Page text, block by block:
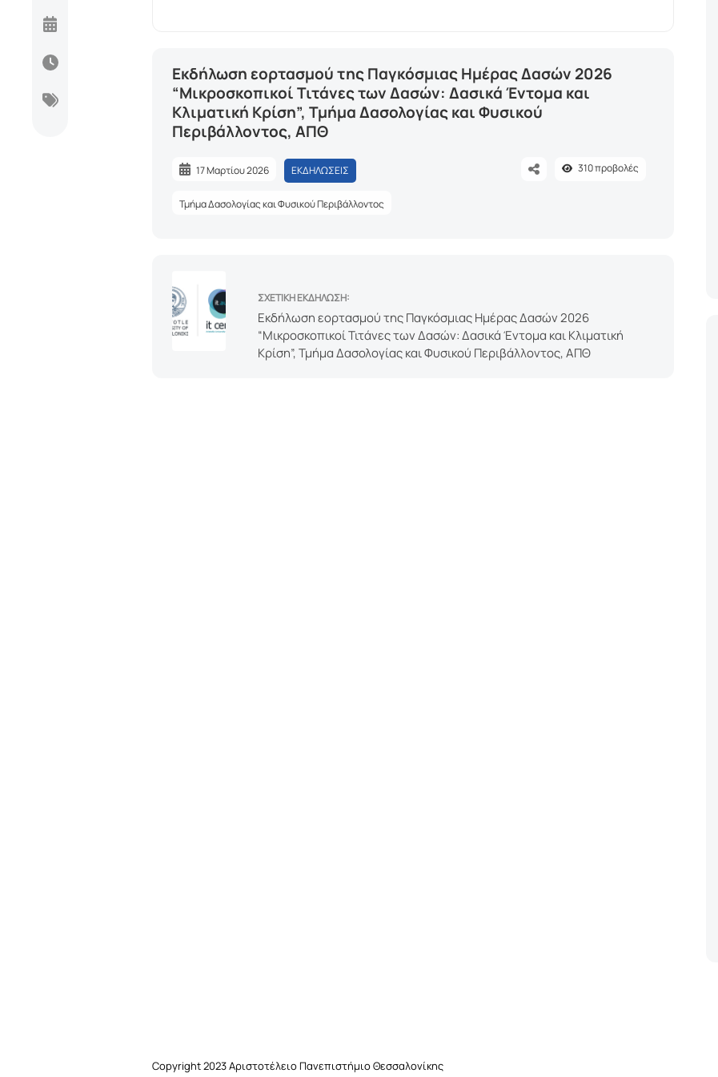
Eκδήλωση εορτασμού της Παγκόσμιας Ημέρας Δασών 2026
“Μικροσκοπικοί Τιτάνες των Δασών: Δασικά Έντομα και
Κλιματική Κρίση”, Τμήμα Δασολογίας και Φυσικού
Περιβάλλοντος, ΑΠΘ
17 Μαρτίου 2026 ΕΚΔΗΛΩΣΕΙΣ
Τμήμα Δασολογίας και Φυσικού Περιβάλλοντος
310προβολές
ΣΧΕΤΙΚΗ ΕΚΔΗΛΩΣΗ:
Eκδήλωση εορτασμού της Παγκόσμιας Ημέρας Δασών 2026
“Μικροσκοπικοί Τιτάνες των Δασών: Δασικά Έντομα και Κλιματική
Κρίση”, Τμήμα Δασολογίας και Φυσικού Περιβάλλοντος, ΑΠΘ
Copyright 2023Αριστοτέλειο Πανεπιστήμιο Θεσσαλονίκης